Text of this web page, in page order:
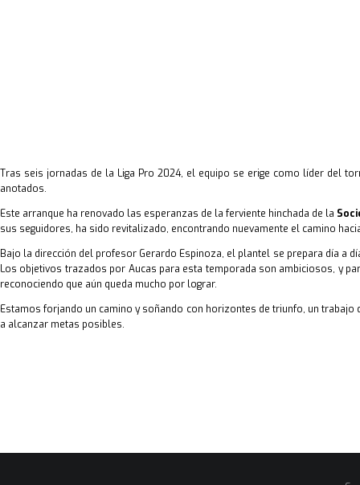
Tras seis jornadas de la Liga Pro 2024, el equipo se erige como líder del
anotados.
Este arranque ha renovado las esperanzas de la ferviente hinchada de la
sus seguidores, ha sido revitalizado, encontrando nuevamente el camino
Bajo la dirección del profesor Gerardo Espinoza, el plantel se prepara día a
Los objetivos trazados por Aucas para esta temporada son ambiciosos, y
reconociendo que aún queda mucho por lograr.
Estamos forjando un camino y soñando con horizontes de triunfo, un
a alcanzar metas posibles.